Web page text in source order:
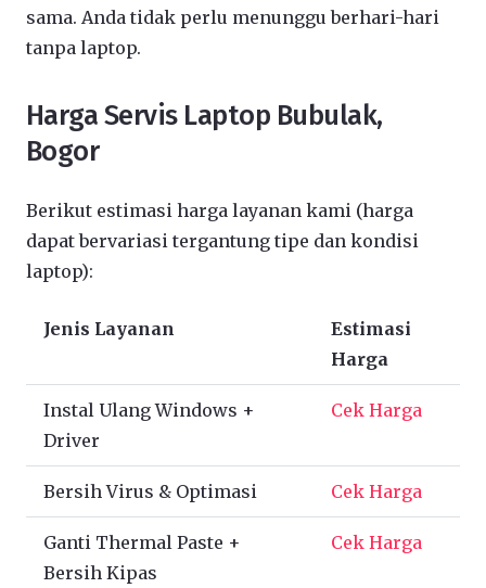
sama. Anda tidak perlu menunggu berhari-hari
tanpa laptop.
Harga Servis Laptop Bubulak,
Bogor
Berikut estimasi harga layanan kami (harga
dapat bervariasi tergantung tipe dan kondisi
laptop):
Jenis Layanan
Estimasi
Harga
Instal Ulang Windows +
Driver
Cek Harga
Bersih Virus & Optimasi Cek Harga
Ganti Thermal Paste +
Bersih Kipas
Cek Harga